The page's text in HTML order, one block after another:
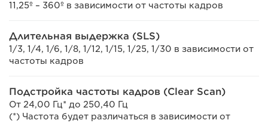
11,25º – 360º в зависимости от частоты кадров
Длительная выдержка (SLS)
1/3, 1/4, 1/6, 1/8, 1/12, 1/15, 1/25, 1/30 в зависимости от
частоты кадров
Подстройка частоты кадров (Clear Scan)
От 24,00 Гц* до 250,40 Гц
(*) Частота будет различаться в зависимости от